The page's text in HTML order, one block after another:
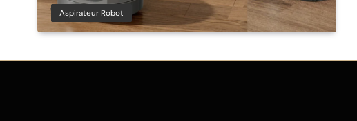
Aspirateur Robot